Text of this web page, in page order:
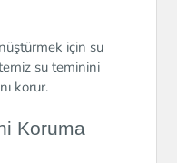
için su
su teminini
korur.
Koruma